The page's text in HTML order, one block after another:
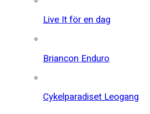
Live It för en dag
Briancon Enduro
Cykelparadiset Leogang